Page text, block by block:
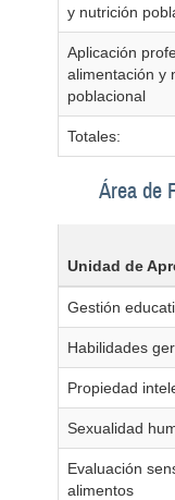
y nutrición
Aplicación
alimentación y
poblacional
Totales:
Área de
Unidad de
Gestión
Habilidades
Propiedad
Sexualidad
Evaluación
alimentos